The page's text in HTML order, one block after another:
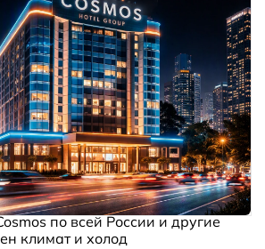
по всей России и другие
климат и холод